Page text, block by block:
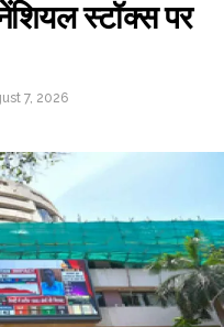
स्टॉक्स पर
7, 2026